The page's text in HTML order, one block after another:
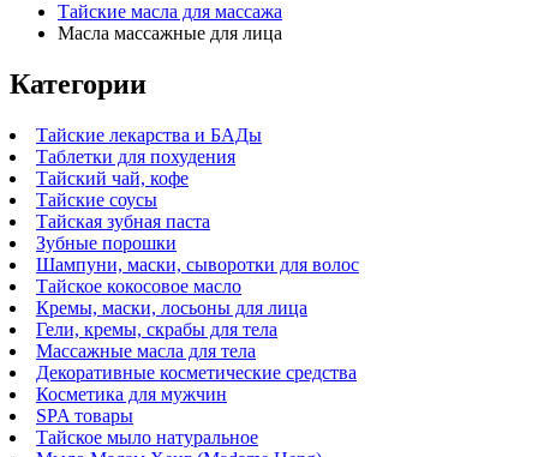
Тайские масла для массажа
Масла массажные для лица
Категории
Тайские лекарства и БАДы
Таблетки для похудения
Тайский чай, кофе
Тайские соусы
Тайская зубная паста
Зубные порошки
Шампуни, маски, сыворотки для волос
Тайское кокосовое масло
Кремы, маски, лосьоны для лица
Гели, кремы, скрабы для тела
Массажные масла для тела
Декоративные косметические средства
Косметика для мужчин
SPA товары
Тайское мыло натуральное